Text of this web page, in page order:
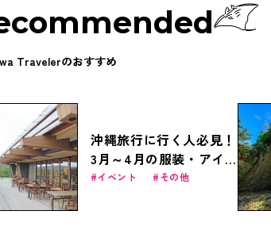
Travelerのおすすめ
沖縄旅行に行く人必見！
3月～4月の服装・アイ
テム
イベント その他